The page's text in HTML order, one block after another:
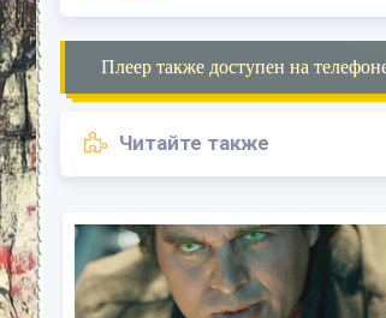
Плеер также доступен на
Читайте также